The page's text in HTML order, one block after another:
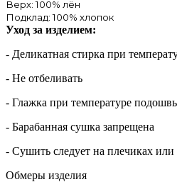
Верх: 100% лён
Подклад: 100% хлопок
Уход за изделием:
- Деликатная стирка при
- Не отбеливать
- Глажка при температуре
- Барабанная сушка запрещена
- Сушить следует на плечиках
Обмеры изделия